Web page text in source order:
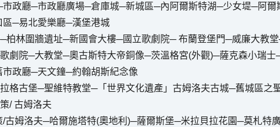
政廳─市政廳廣場─倉庫城─新城區─內阿爾斯特湖─少女堤─阿爾
─易北愛樂廳─漢堡港城
柏林圍牆遺址─新國會大樓─國立歌劇院─ 布蘭登堡門─威廉大教
劇院─大教堂─奧古斯特大帝銅像─茨溫格宮(外觀)─薩克森小瑞士
政廳─天文鐘─約翰胡斯紀念像
格古堡─聖維特教堂─「世界文化遺產」古姆洛夫古城─舊城區之
/ 古姆洛夫
/古姆洛夫─哈爾施塔特(奧地利)─薩爾斯堡─米拉貝拉花園─莫札特